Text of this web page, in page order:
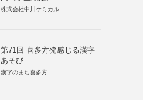
株式会社中川ケミカル
第71回 喜多方発感じる漢字
あそび
漢字のまち喜多方